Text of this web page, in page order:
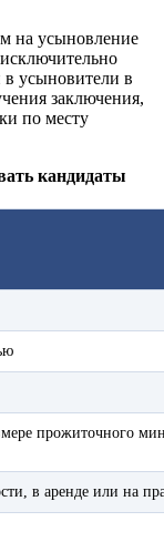
на усыновление
усыновители в
заключения,
по месту
кандидаты
прожиточного
в аренде или на